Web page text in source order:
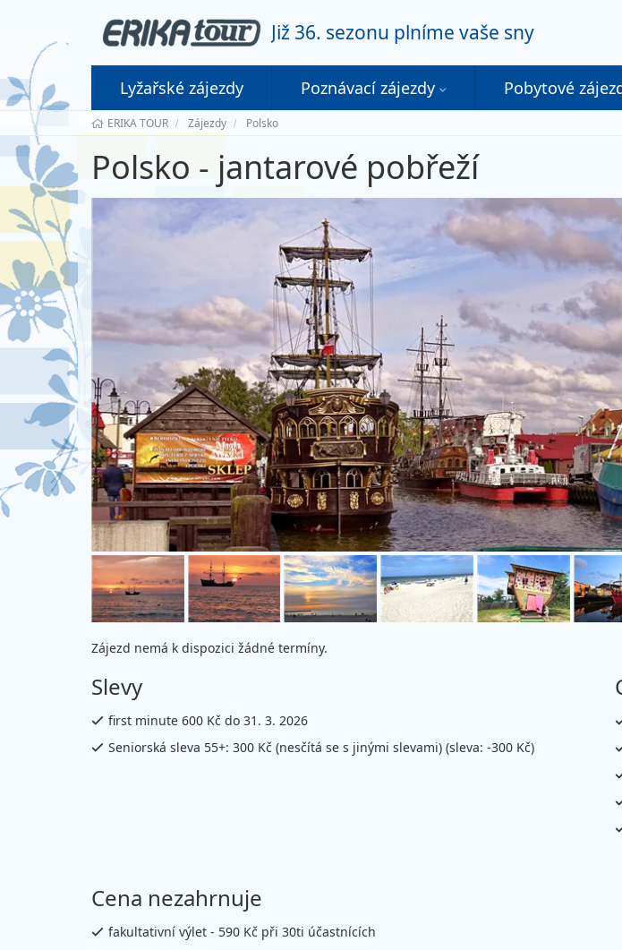
Již 36. sezonu plníme vaše sny
Lyžařské zájezdy Poznávací zájezdy Pobytové
ERIKA TOUR Zájezdy Polsko
Polsko - jantarové pobřeží
Zájezd nemá k dispozici žádné termíny.
Slevy
first minute 600 Kč do 31. 3. 2026
Seniorská sleva 55+: 300 Kč (nesčítá se s jinými slevami) (sleva: -300 Kč)
Cena nezahrnuje
fakultativní výlet - 590 Kč při 30ti účastnících